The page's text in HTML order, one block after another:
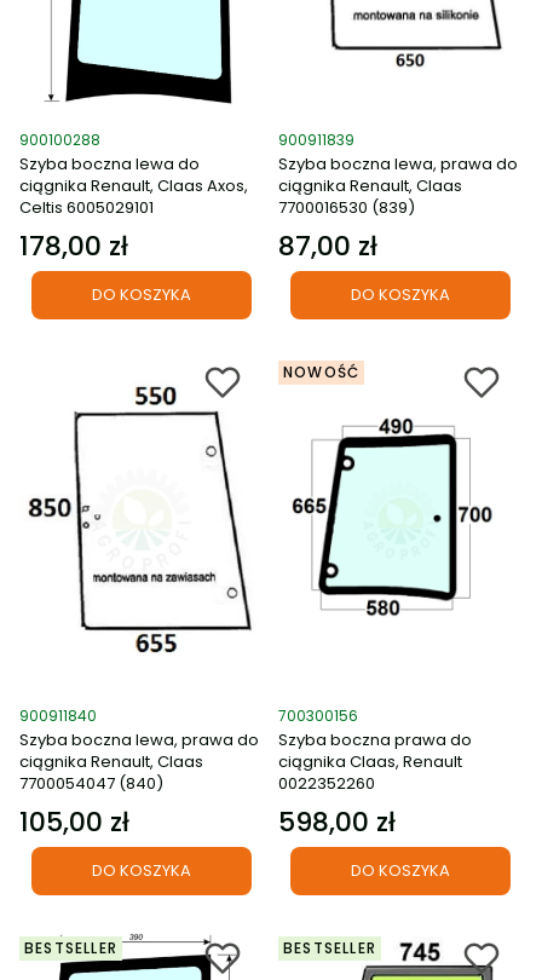
Kod produktu
900100288
Szyba boczna lewa do
ciągnika Renault, Claas Axos,
Celtis 6005029101
Cena
178,00 zł
DO KOSZYKA
Kod produktu
900911839
Szyba boczna lewa, prawa do
ciągnika Renault, Claas
7700016530 (839)
Cena
87,00 zł
DO KOSZYKA
Kod produktu
900911840
Szyba boczna lewa, prawa do
ciągnika Renault, Claas
7700054047 (840)
Cena
105,00 zł
DO KOSZYKA
NOWOŚĆ
Kod produktu
700300156
Szyba boczna prawa do
ciągnika Claas, Renault
0022352260
Cena
598,00 zł
DO KOSZYKA
BESTSELLER BESTSELLER